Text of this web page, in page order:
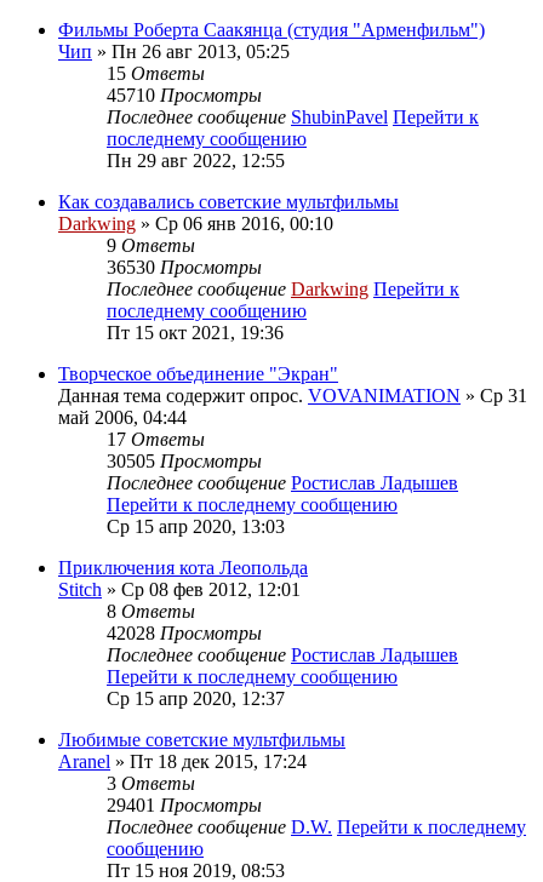
Фильмы Роберта Саакянца (студия "Арменфильм")
Чип » Пн 26 авг 2013, 05:25
15 Ответы
45710 Просмотры
Последнее сообщение ShubinPavel Перейти к
последнему сообщению
Пн 29 авг 2022, 12:55
Как создавались советские мультфильмы
Darkwing » Ср 06 янв 2016, 00:10
9 Ответы
36530 Просмотры
Последнее сообщение Darkwing Перейти к
последнему сообщению
Пт 15 окт 2021, 19:36
Творческое объединение "Экран"
Данная тема содержит опрос. VOVANIMATION » Ср 31
май 2006, 04:44
17 Ответы
30505 Просмотры
Последнее сообщение Ростислав Ладышев
Перейти к последнему сообщению
Ср 15 апр 2020, 13:03
Приключения кота Леопольда
Stitch » Ср 08 фев 2012, 12:01
8 Ответы
42028 Просмотры
Последнее сообщение Ростислав Ладышев
Перейти к последнему сообщению
Ср 15 апр 2020, 12:37
Любимые советские мультфильмы
Aranel » Пт 18 дек 2015, 17:24
3 Ответы
29401 Просмотры
Последнее сообщение D.W. Перейти к последнему
сообщению
Пт 15 ноя 2019, 08:53